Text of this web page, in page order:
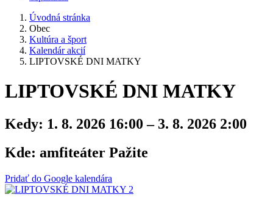
Úvodná stránka
Obec
Kultúra a šport
Kalendár akcií
LIPTOVSKÉ DNI MATKY
LIPTOVSKÉ DNI MATKY
Kedy: 1. 8. 2026 16:00 – 3. 8. 2026 2:00
Kde: amfiteáter Pažite
Pridať do Google kalendára